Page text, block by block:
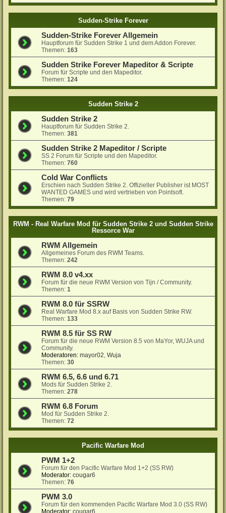
Sudden-Strike Forever
Sudden-Strike Forever Allgemein
Hauptforum für Sudden Strike 1 und dem Addon Forever.
Themen:163
Sudden Strike Forever Mapeditor & Scripte
Forum für Scripte und den Mapeditor.
Themen:124
Sudden Strike 2
Sudden Strike 2
Hauptforum für Sudden Strike 2.
Themen:381
Sudden Strike 2 Mapeditor / Scripte
SS 2 Forum für Scripte und den Mapeditor.
Themen:760
Cold War Conflicts
Erschien nach Sudden Strike 2. Offizieller Publisher ist MOST
WANTED GAMES und wird vertrieben von Pointsoft.
Themen:79
RWM - Real Warfare Mod für Sudden Strike 2 und Sudden Strike
Ressorce War
RWM Allgemein
Allgemeines Forum des RWM Teams.
Themen:242
RWM 8.0 v4.xx
Forum für die neue RWM Version von Tijn / Community.
Themen:1
RWM 8.0 für SSRW
Real Warfare Mod 8.x auf Basis von Sudden Strike RW.
Themen:133
RWM 8.5 für SS RW
Forum für die neue RWM Version 8.5 von MaYor, WUJA und
Community.
Moderatoren: mayor02,Wuja
Themen:30
RWM 6.5, 6.6 und 6.71
Mods für Sudden Strike 2.
Themen:278
RWM 6.8 Forum
Mod für Sudden Strike 2.
Themen:72
Pacific Warfare Mod
PWM 1+2
Forum für den Pacific Warfare Mod 1+2 (SS RW)
Moderator: cougar6
Themen:76
PWM 3.0
Forum für den kommenden Pacific Warfare Mod 3.0 (SS RW)
Moderator: cougar6